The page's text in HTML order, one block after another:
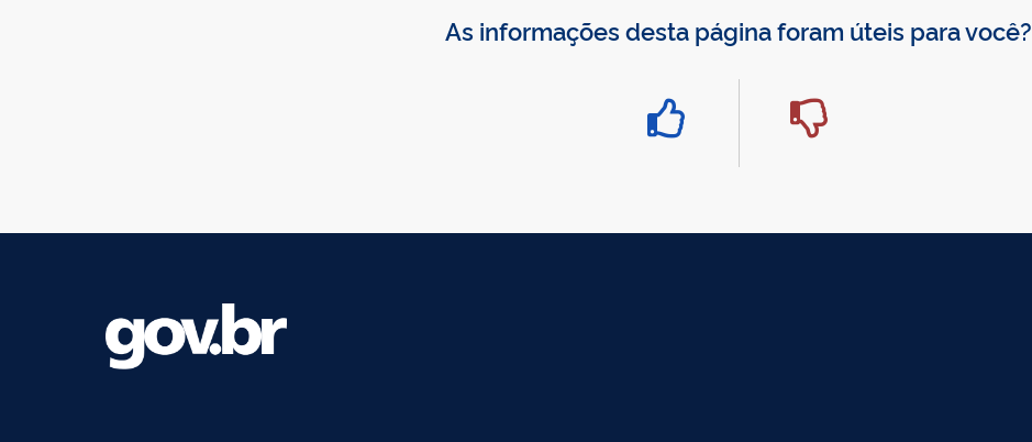
As informações desta página foram úteis para você?